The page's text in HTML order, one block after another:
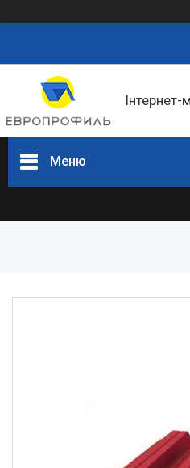
Інтернет-
Меню